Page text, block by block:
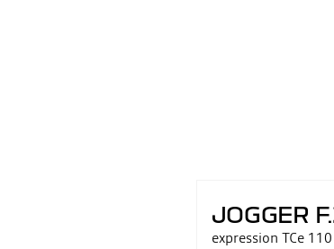
JOGGER
expression TCe